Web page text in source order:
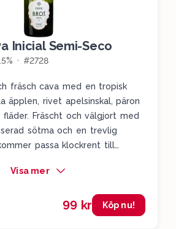
Inicial Semi-Seco
#2728
fräsch cava med en tropisk
äpplen, rivet apelsinskal, päron
Fräscht och välgjort med
sötma och en trevlig
passa klockrent till
Visa mer
99 kr Köp nu!